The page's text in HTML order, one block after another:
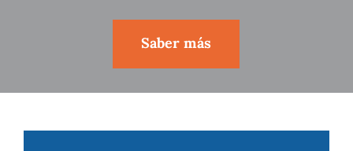
Saber más